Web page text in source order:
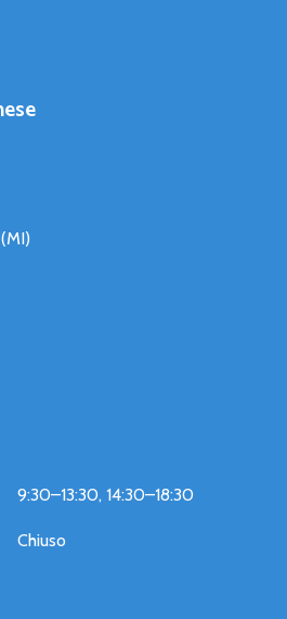
9:30–13:30, 14:30–18:30
Chiuso